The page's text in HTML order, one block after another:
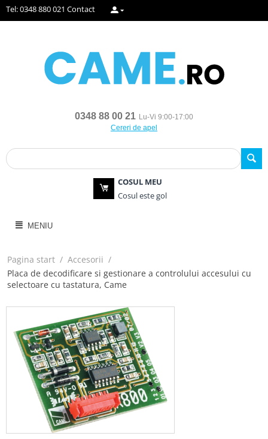
Tel: 0348 880 021 Contact
0348 88 00 21 Lu-Vi 9:00-17:00
Cereri de apel
COSUL MEU
Cosul este gol
MENIU
Pagina start / Accesorii /
Placa de decodificare si gestionare a controlului accesului cu
selectoare cu tastatura, Came